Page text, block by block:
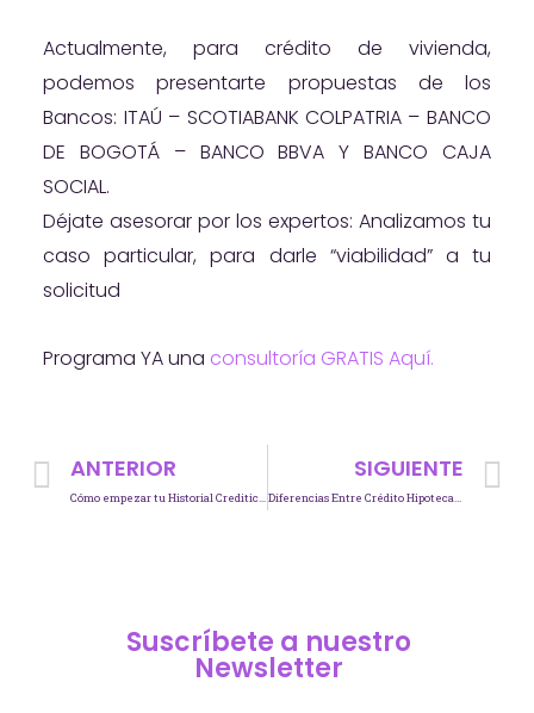
Actualmente, para crédito de vivienda,
podemos presentarte propuestas de los
Bancos: ITAÚ – SCOTIABANK COLPATRIA – BANCO
DE BOGOTÁ – BANCO BBVA Y BANCO CAJA
SOCIAL.
Déjate asesorar por los expertos: Analizamos tu
caso particular, para darle “viabilidad” a tu
solicitud
Programa YA una consultoría GRATIS Aquí.
ANTERIOR SIGUIENTE
Suscríbete a nuestro
Newsletter